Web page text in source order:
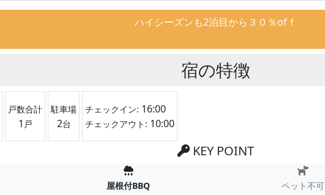
ハイシーズンも2泊目から３０％ofｆ
宿の特徴
戸数合計
1 戸
駐車場
2台
チェックイン: 16:00
チェックアウト: 10:00
KEY POINT
屋根付BBQ ペット不可